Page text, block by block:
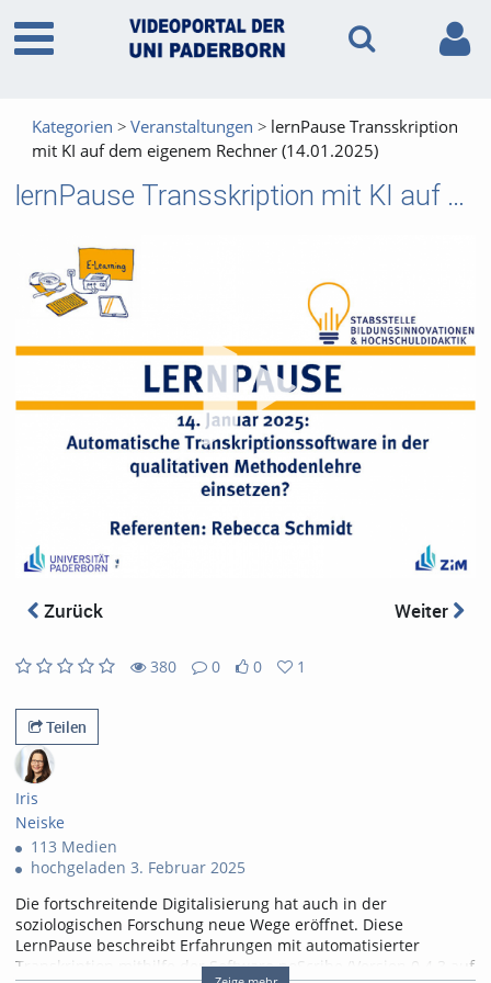
Kategorien Veranstaltungen
lernPause Transskription
mit KI auf dem eigenem Rechner (14.01.2025)
lernPause Transskription mit KI auf dem eigenem Rechner (14.01.2025)
Zurück Weiter
380
views
0
Kommentare
0
likes
1
favorites
Teilen
Iris
Neiske
113 Medien
hochgeladen 3. Februar 2025
Die fortschreitende Digitalisierung hat auch in der
soziologischen Forschung neue Wege eröffnet. Diese
LernPause beschreibt Erfahrungen mit automatisierter
Transkription mithilfe der Software noScribe (Version 0.4.3 auf